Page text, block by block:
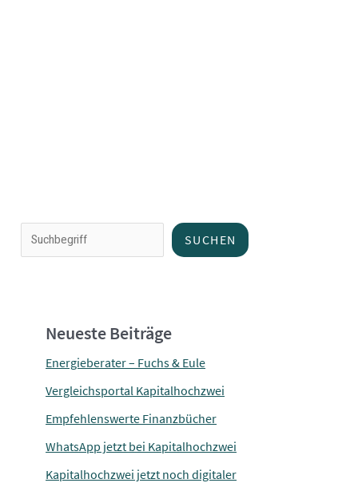
h
SUCHEN
Neueste Beiträge
Energieberater – Fuchs & Eule
Vergleichsportal Kapitalhochzwei
Empfehlenswerte Finanzbücher
WhatsApp jetzt bei Kapitalhochzwei
Kapitalhochzwei jetzt noch digitaler